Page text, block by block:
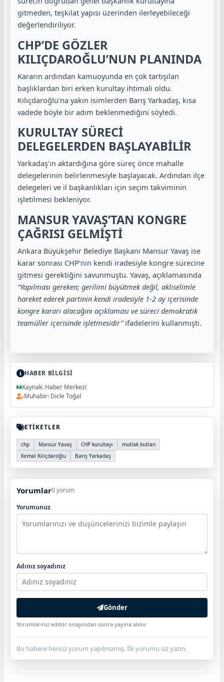
gitmeden, teşkilat yapısı üzerinden ilerleyebileceği
değerlendiriliyor.
CHP’DE GÖZLER
KILIÇDAROĞLU’NUN PLANINDA
Kararın ardından kamuoyunda en çok tartışılan
başlıklardan biri erken kurultay ihtimali oldu.
Kılıçdaroğlu’na yakın isimlerden Barış Yarkadaş, kısa
vadede böyle bir adım beklenmediğini söyledi.
KURULTAY SÜRECİ
DELEGELERDEN BAŞLAYABİLİR
Yarkadaş’ın aktardığına göre süreç önce mahalle
delegelerinin belirlenmesiyle başlayacak. Ardından ilçe
delegeleri ve il başkanlıkları için seçim takviminin
işletilmesi bekleniyor.
MANSUR YAVAŞ’TAN KONGRE
ÇAĞRISI GELMİŞTİ
Ankara Büyükşehir Belediye Başkanı Mansur Yavaş ise
karar sonrası CHP’nin kendi iradesiyle kongre sürecine
gitmesi gerektiğini savunmuştu. Yavaş, açıklamasında
“Yapılması gereken; gerilimi büyütmek değil, aklıselimle
hareket ederek partinin kendi iradesiyle 1-2 ay içerisinde
kongre kararı alacağını açıklaması ve süreci demokratik
teamüller içerisinde işletmesidir”ifadelerini kullanmıştı.
HABER BİLGİSİ
Kaynak: Haber Merkezi
Muhabir: Dicle Toğal
ETİKETLER
chp Mansur Yavaş CHP kurultayı
mutlak butlan
Kemal Kılıçdaroğlu
Barış Yarkadaş
Yorumlar0 yorum
Yorumunuz
Adınız soyadınız
Gönder
Yorumlarınız editör onayından sonra yayına alınır.
Bu habere henüz yorum yapılmamış. İlk yorumu siz yazın.